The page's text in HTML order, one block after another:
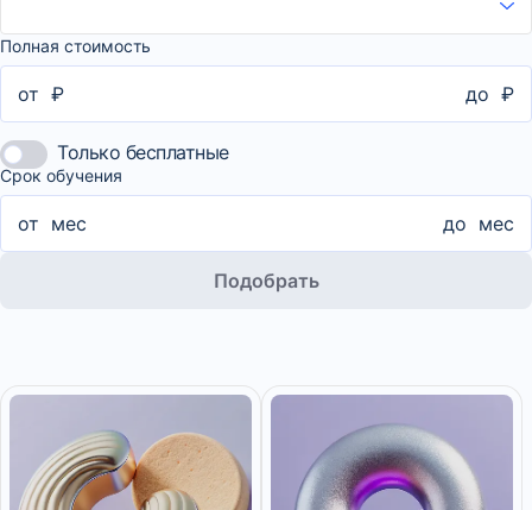
Полная стоимость
от ₽ до ₽
Только бесплатные
Срок обучения
от мес до мес
Подобрать